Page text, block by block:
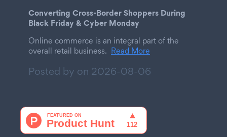
Converting Cross-Border Shoppers During
Black Friday & Cyber Monday
Online commerce is an integral part of the
overall retail business. Read More
Posted by on 2026-08-06